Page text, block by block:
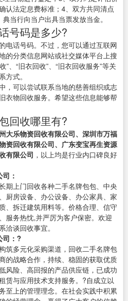
认法定息费标准；4、双方共同清点
当行向当户出具当票发放当金。
号码是多少?
电话号码。不过，您可以通过互联网
的分类信息网站或社交媒体平台上搜
”、“旧衣回收”、“旧衣回收服务”等关
方式。
，可以尝试联系当地的慈善组织或志
衣物回收服务。希望这些信息能够帮
回收哪里有?
大乐物资回收有限公司、深圳市万福
资回收有限公司、广东变宝再生资源
有限公司 ，以上均是行业内口碑良好
：
期上门回收各种二手名牌包包、中央
厨房设备、办公设备、办公家具、家
、拆迁建筑用料等。价格合理、信守
服务热忱,并严厉为客户保密。欢迎
洽谈回收事宜。
司：?
筑多元化采购渠道，回收二手名牌包
的战略合作，持续、稳固的获取优质
风险、高回报的产品供应链，已成功
赁与应用技术支持服务。?自成立以
至上的管理理念。在社会实践中积累